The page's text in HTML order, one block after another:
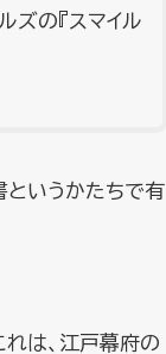
ズの『スマイル
というかたちで有
れは、江戸幕府の